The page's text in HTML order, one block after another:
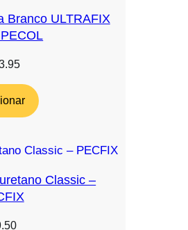
Branco ULTRAFIX
Classic –